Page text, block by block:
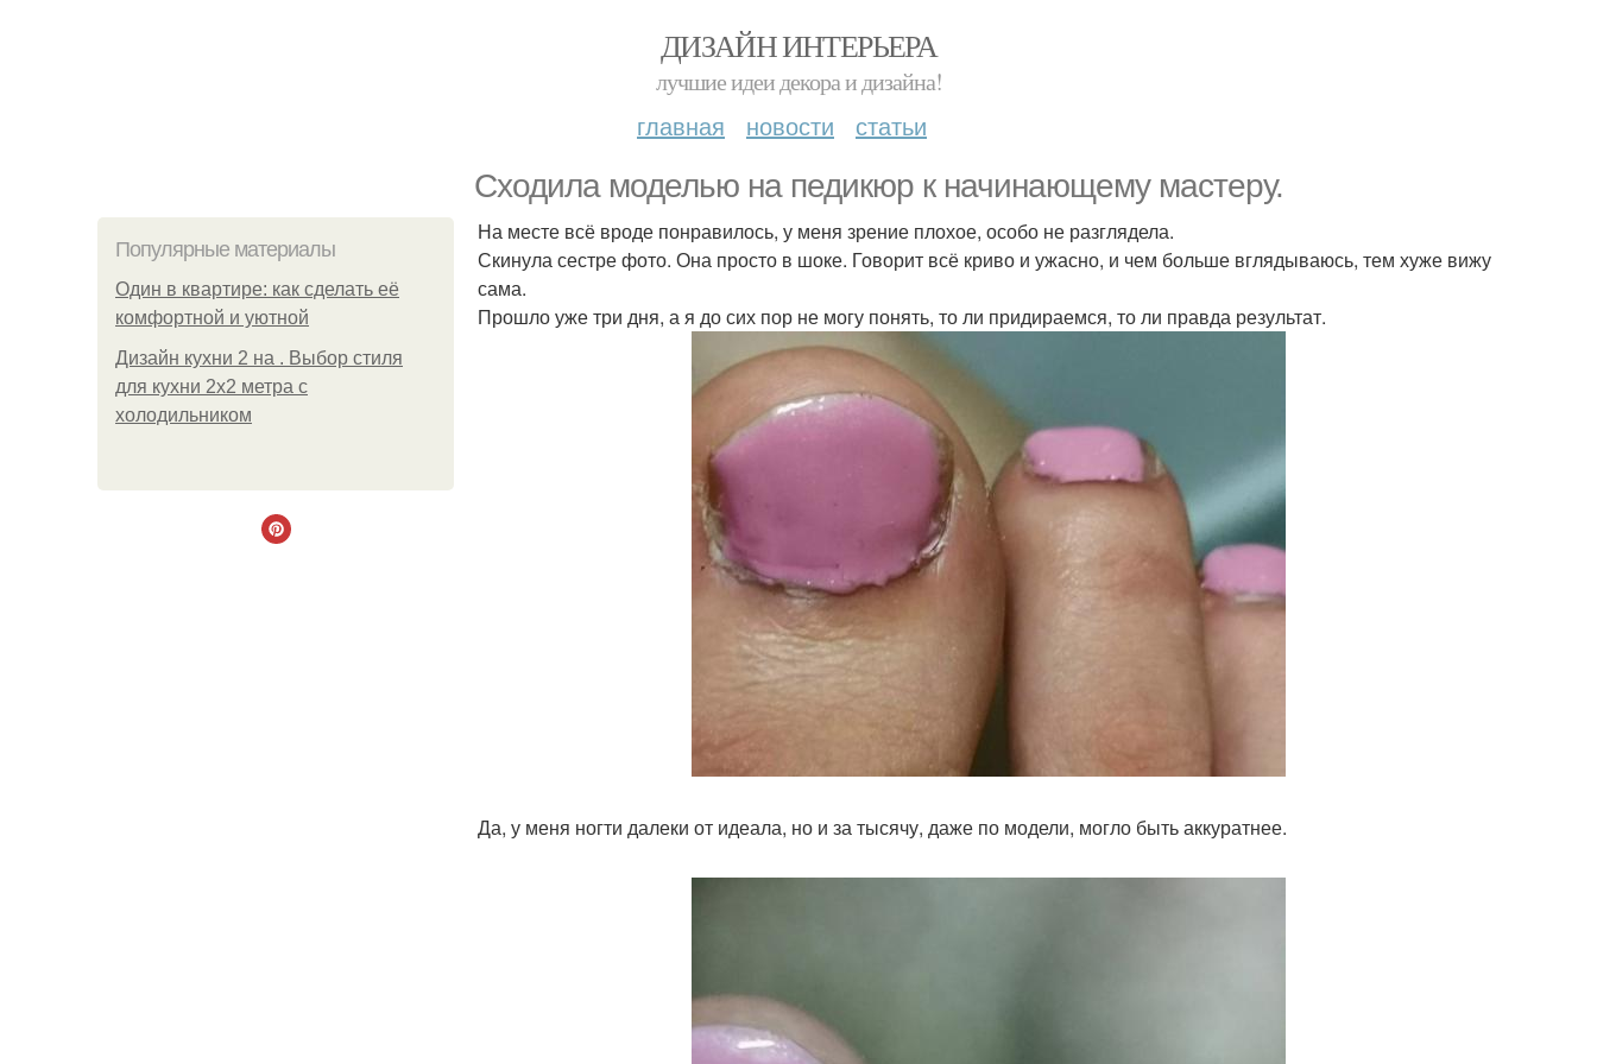
ДИЗАЙН ИНТЕРЬЕРА
лучшие идеи декора и дизайна!
главная новости статьи
Сходила моделью на педикюр к начинающему мастеру.
Популярные материалы
Один в квартире: как сделать её
комфортной и уютной
Дизайн кухни 2 на . Выбор стиля
для кухни 2х2 метра с
холодильником
На месте всё вроде понравилось, у меня зрение плохое, особо не разглядела.
Скинула сестре фото. Она просто в шоке. Говорит всё криво и ужасно, и чем больше вглядываюсь, тем хуже вижу
сама.
Прошло уже три дня, а я до сих пор не могу понять, то ли придираемся, то ли правда результат.
Да, у меня ногти далеки от идеала, но и за тысячу, даже по модели, могло быть аккуратнее.